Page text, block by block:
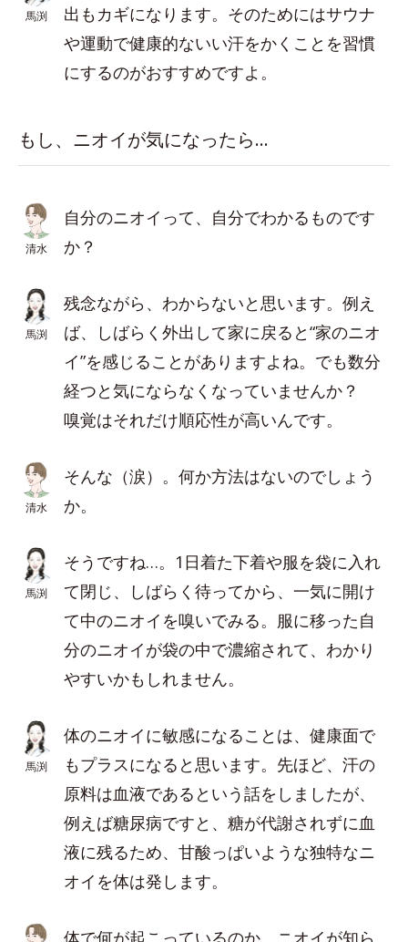
馬渕
出もカギになります。そのためにはサウナ
や運動で健康的ないい汗をかくことを習慣
にするのがおすすめですよ。
もし、ニオイが気になったら…
清水
自分のニオイって、自分でわかるものです
か？
馬渕
残念ながら、わからないと思います。例え
ば、しばらく外出して家に戻ると“家のニオ
イ”を感じることがありますよね。でも数分
経つと気にならなくなっていませんか？
嗅覚はそれだけ順応性が高いんです。
清水
そんな（涙）。何か方法はないのでしょう
か。
馬渕
そうですね…。1日着た下着や服を袋に入れ
て閉じ、しばらく待ってから、一気に開け
て中のニオイを嗅いでみる。服に移った自
分のニオイが袋の中で濃縮されて、わかり
やすいかもしれません。
馬渕
体のニオイに敏感になることは、健康面で
もプラスになると思います。先ほど、汗の
原料は血液であるという話をしましたが、
例えば糖尿病ですと、糖が代謝されずに血
液に残るため、甘酸っぱいような独特なニ
オイを体は発します。
体で何が起こっているのか、ニオイが知ら